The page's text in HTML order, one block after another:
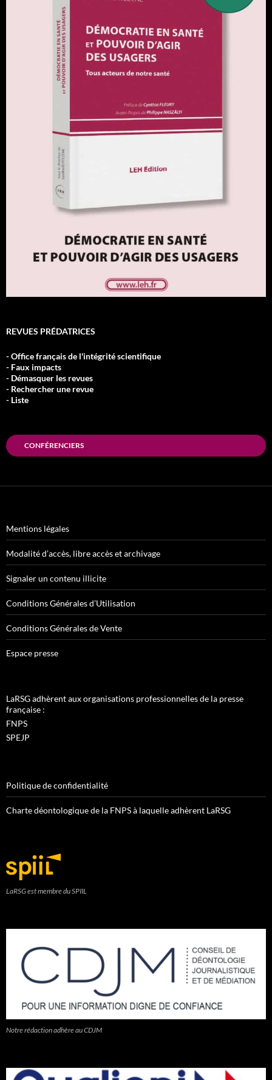
REVUES PRÉDATRICES
- Office français de l'intégrité scientifique
- Faux impacts
- Démasquer les revues
- Rechercher une revue
- Liste
CONFÉRENCIERS
Mentions légales
Modalité d’accès, libre accès et archivage
Signaler un contenu illicite
Conditions Générales d’Utilisation
Conditions Générales de Vente
Espace presse
LaRSG adhèrent aux organisations professionnelles de la presse
française :
FNPS
SPEJP
Politique de confidentialité
Charte déontologique de la FNPS à laquelle adhèrent LaRSG
LaRSG est membre du SPIIL
Notre rédaction adhère au CDJM